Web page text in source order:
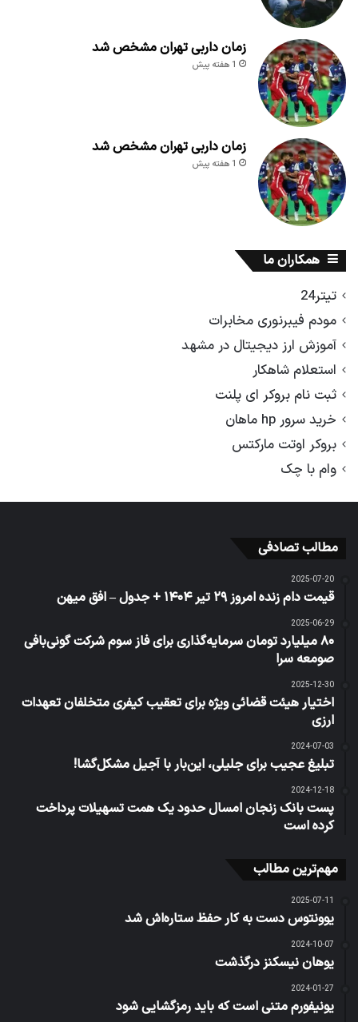
زمان داربی تهران مشخص شد
1 هفته پیش
زمان داربی تهران مشخص شد
1 هفته پیش
همکاران ما
تیتر24
مودم فیبرنوری مخابرات
آموزش ارز دیجیتال در مشهد
استعلام شاهکار
ثبت نام بروکر ای پلنت
خرید سرور hp ماهان
بروکر اوتت مارکتس
وام با چک
مطالب تصادفی
2025-07-20
قیمت دام زنده امروز ۲۹ تیر ۱۴۰۴ + جدول – افق میهن
2025-06-29
۸۰ میلیارد تومان سرمایه‌گذاری برای فاز سوم شرکت گونی‌بافی
صومعه سرا
2025-12-30
اختیار هیئت قضائی ویژه برای تعقیب کیفری متخلفان تعهدات
ارزی
2024-07-03
تبلیغ عجیب برای جلیلی، این‌بار با آجیل مشکل‌گشا!
2024-12-18
پست بانک زنجان امسال حدود یک همت تسهیلات پرداخت
کرده است
مهم‌ترین مطالب
2025-07-11
یوونتوس دست به کار حفظ ستاره‌اش شد
2024-10-07
یوهان نیسکنز درگذشت
2024-01-27
یونیفورم متنی است که باید رمزگشایی شود